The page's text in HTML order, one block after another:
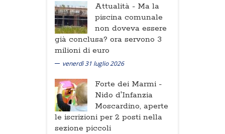
Attualità - Ma la
piscina comunale
non doveva essere
già conclusa? ora servono 3
milioni di euro
venerdì 31 luglio 2026
Forte dei Marmi -
Nido d'Infanzia
Moscardino, aperte
le iscrizioni per 2 posti nella
sezione piccoli